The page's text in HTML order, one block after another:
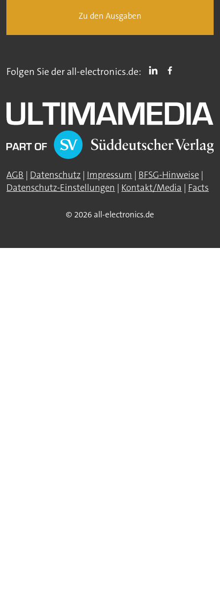
Zu den Ausgaben
Folgen Sie der all-electronics.de:
AGB | Datenschutz | Impressum | BFSG-Hinweise |
Datenschutz-Einstellungen | Kontakt/Media | Facts
© 2026 all-electronics.de